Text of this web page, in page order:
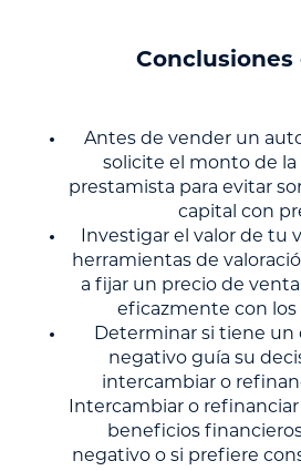
Conclusiones
Antes de vender un
solicite el monto de la
prestamista para evitar
capital con
Investigar el valor de tu
herramientas de
a fijar un precio de
eficazmente con los
Determinar si tiene un
negativo guía su
intercambiar o
Intercambiar o
beneficios
negativo o si prefiere